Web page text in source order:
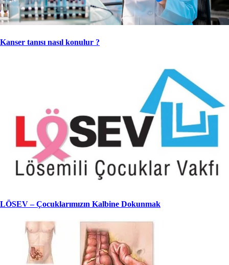
Kanser tanısı nasıl konulur ?
LÖSEV – Çocuklarımızın Kalbine Dokunmak